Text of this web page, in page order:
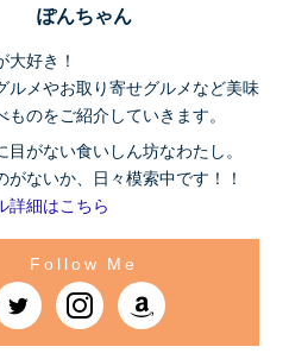
ぽんちゃん
大好き！
ルメやお取り寄せグルメなど美味
ものをご紹介していきます。
目がない食いしん坊なわたし。
がないか、日々模索中です！！
詳細はこちら